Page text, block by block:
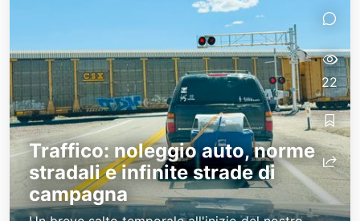
Traffico: noleggio auto, norme
stradali e infinite strade di
campagna
22